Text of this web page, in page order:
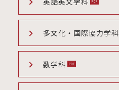
多文化・国際協力学科
数学科